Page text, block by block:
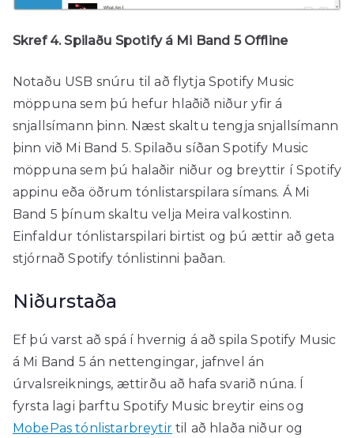
Skref 4. Spilaðu Spotify á Mi Band 5 Offline
Notaðu USB snúru til að flytja Spotify Music
möppuna sem þú hefur hlaðið niður yfir á
snjallsímann þinn. Næst skaltu tengja snjallsímann
þinn við Mi Band 5. Spilaðu síðan Spotify Music
möppuna sem þú halaðir niður og breyttir í Spotify
appinu eða öðrum tónlistarspilara símans. Á Mi
Band 5 þínum skaltu velja Meira valkostinn.
Einfaldur tónlistarspilari birtist og þú ættir að geta
stjórnað Spotify tónlistinni þaðan.
Niðurstaða
Ef þú varst að spá í hvernig á að spila Spotify Music
á Mi Band 5 án nettengingar, jafnvel án
úrvalsreiknings, ættirðu að hafa svarið núna. Í
fyrsta lagi þarftu Spotify Music breytir eins og
MobePas tónlistarbreytirtil að hlaða niður og